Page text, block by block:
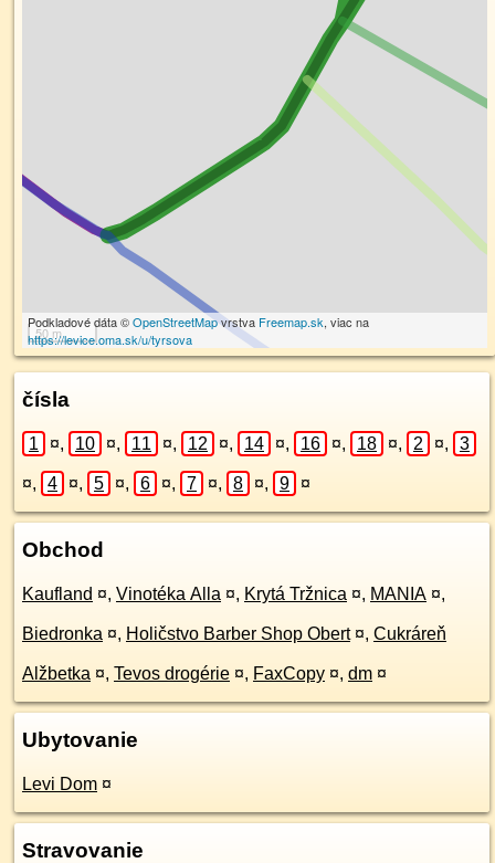
50 m
Podkladové dáta ©OpenStreetMapvrstva Freemap.sk, viac na
https://levice.oma.sk/u/tyrsova
čísla
1 ¤, 10 ¤, 11 ¤, 12 ¤, 14 ¤, 16 ¤, 18 ¤, 2 ¤, 3
¤, 4 ¤, 5 ¤, 6 ¤, 7 ¤, 8 ¤, 9 ¤
Obchod
Kaufland ¤, Vinotéka Alla ¤, Krytá Tržnica ¤, MANIA ¤,
Biedronka ¤, Holičstvo Barber Shop Obert ¤, Cukráreň
Alžbetka ¤, Tevos drogérie ¤, FaxCopy ¤, dm ¤
Ubytovanie
Levi Dom ¤
Stravovanie